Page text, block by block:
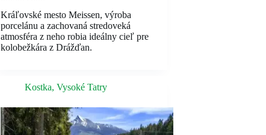
Kráľovské mesto Meissen, výroba
porcelánu a zachovaná stredoveká
atmosféra z neho robia ideálny cieľ pre
kolobežkára z Drážďan.
Kostka, Vysoké Tatry